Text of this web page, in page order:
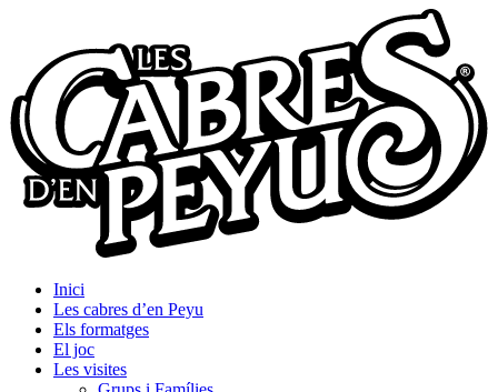
content
Les Cabres d'en Peyu
Inici
Les cabres d’en Peyu
Els formatges
El joc
Les visites